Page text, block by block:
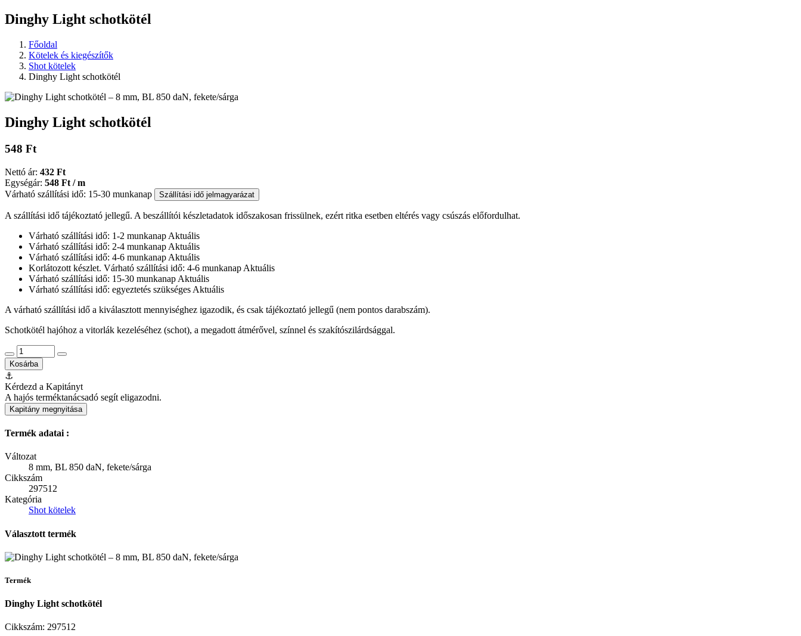
Dinghy Light schotkötél
Főoldal
Kötelek és kiegészítők
Shot kötelek
Dinghy Light schotkötél
Dinghy Light schotkötél
548 Ft
Nettó ár: 432 Ft
Egységár: 548 Ft / m
Várható szállítási idő: 15-30 munkanap
Szállítási idő jelmagyarázat
A szállítási idő tájékoztató jellegű. A beszállítói készletadatok időszakosan frissülnek, ezért ritka esetben eltérés vagy csúszás előfordulhat.
Várható szállítási idő: 1-2 munkanap Aktuális
Várható szállítási idő: 2-4 munkanap Aktuális
Várható szállítási idő: 4-6 munkanap Aktuális
Korlátozott készlet. Várható szállítási idő: 4-6 munkanap Aktuális
Várható szállítási idő: 15-30 munkanap Aktuális
Várható szállítási idő: egyeztetés szükséges Aktuális
A várható szállítási idő a kiválasztott mennyiséghez igazodik, és csak tájékoztató jellegű (nem pontos darabszám).
Schotkötél hajóhoz a vitorlák kezeléséhez (schot), a megadott átmérővel, színnel és szakítószilárdsággal.
Kosárba
⚓
Kérdezd a Kapitányt
A hajós terméktanácsadó segít eligazodni.
Kapitány megnyitása
Termék adatai :
Változat
8 mm, BL 850 daN, fekete/sárga
Cikkszám
297512
Kategória
Shot kötelek
Választott termék
Termék
Dinghy Light schotkötél
Cikkszám: 297512